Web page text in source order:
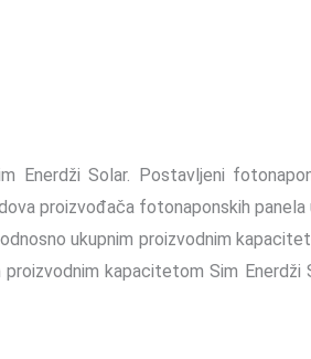
Enerdži Solar. Postavljeni
proizvođača fotonaponskih
ukupnim proizvodnim
kapacitetom Sim Enerdži